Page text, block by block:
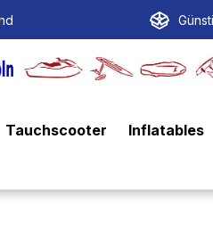
springen
Tauchscooter Inflatables